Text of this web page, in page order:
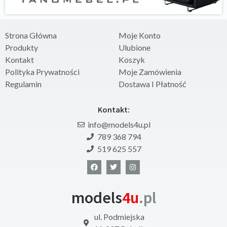
Strona Główna
Produkty
Kontakt
Polityka Prywatności
Regulamin
Moje Konto
Ulubione
Koszyk
Moje Zamówienia
Dostawa I Płatność
Kontakt:
info@models4u.pl
789 368 794
519 625 557
models4u.pl
ul. Podmiejska